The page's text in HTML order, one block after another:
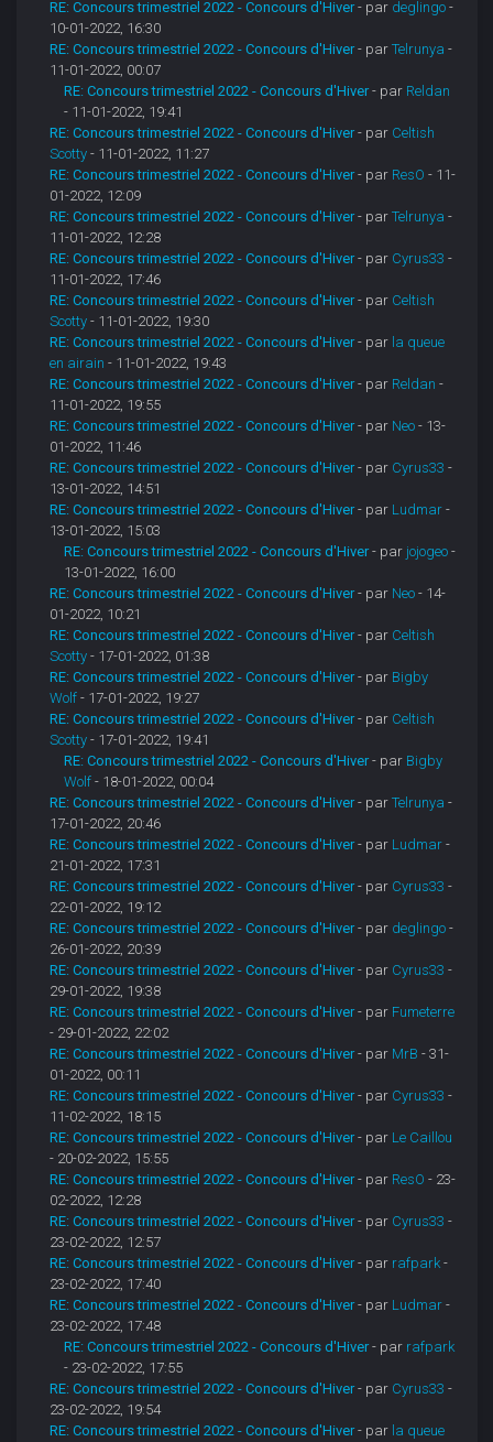
RE: Concours trimestriel 2022 - Concours d'Hiver - par deglingo -
10-01-2022, 16:30
RE: Concours trimestriel 2022 - Concours d'Hiver - parTelrunya -
11-01-2022, 00:07
RE: Concours trimestriel 2022 - Concours d'Hiver - par Reldan
- 11-01-2022, 19:41
RE: Concours trimestriel 2022 - Concours d'Hiver - par Celtish
Scotty - 11-01-2022, 11:27
RE: Concours trimestriel 2022 - Concours d'Hiver - par ResO - 11-
01-2022, 12:09
RE: Concours trimestriel 2022 - Concours d'Hiver - parTelrunya -
11-01-2022, 12:28
RE: Concours trimestriel 2022 - Concours d'Hiver - par Cyrus33 -
11-01-2022, 17:46
RE: Concours trimestriel 2022 - Concours d'Hiver - par Celtish
Scotty - 11-01-2022, 19:30
RE: Concours trimestriel 2022 - Concours d'Hiver - par la queue
en airain - 11-01-2022, 19:43
RE: Concours trimestriel 2022 - Concours d'Hiver - par Reldan -
11-01-2022, 19:55
RE: Concours trimestriel 2022 - Concours d'Hiver - par Neo - 13-
01-2022, 11:46
RE: Concours trimestriel 2022 - Concours d'Hiver - par Cyrus33 -
13-01-2022, 14:51
RE: Concours trimestriel 2022 - Concours d'Hiver - par Ludmar -
13-01-2022, 15:03
RE: Concours trimestriel 2022 - Concours d'Hiver - par jojogeo -
13-01-2022, 16:00
RE: Concours trimestriel 2022 - Concours d'Hiver - par Neo - 14-
01-2022, 10:21
RE: Concours trimestriel 2022 - Concours d'Hiver - par Celtish
Scotty - 17-01-2022, 01:38
RE: Concours trimestriel 2022 - Concours d'Hiver - par Bigby
Wolf - 17-01-2022, 19:27
RE: Concours trimestriel 2022 - Concours d'Hiver - par Celtish
Scotty - 17-01-2022, 19:41
RE: Concours trimestriel 2022 - Concours d'Hiver - par Bigby
Wolf - 18-01-2022, 00:04
RE: Concours trimestriel 2022 - Concours d'Hiver - parTelrunya -
17-01-2022, 20:46
RE: Concours trimestriel 2022 - Concours d'Hiver - par Ludmar -
21-01-2022, 17:31
RE: Concours trimestriel 2022 - Concours d'Hiver - par Cyrus33 -
22-01-2022, 19:12
RE: Concours trimestriel 2022 - Concours d'Hiver - par deglingo -
26-01-2022, 20:39
RE: Concours trimestriel 2022 - Concours d'Hiver - par Cyrus33 -
29-01-2022, 19:38
RE: Concours trimestriel 2022 - Concours d'Hiver - par Fumeterre
- 29-01-2022, 22:02
RE: Concours trimestriel 2022 - Concours d'Hiver - par MrB - 31-
01-2022, 00:11
RE: Concours trimestriel 2022 - Concours d'Hiver - par Cyrus33 -
11-02-2022, 18:15
RE: Concours trimestriel 2022 - Concours d'Hiver - par Le Caillou
- 20-02-2022, 15:55
RE: Concours trimestriel 2022 - Concours d'Hiver - par ResO - 23-
02-2022, 12:28
RE: Concours trimestriel 2022 - Concours d'Hiver - par Cyrus33 -
23-02-2022, 12:57
RE: Concours trimestriel 2022 - Concours d'Hiver - par rafpark -
23-02-2022, 17:40
RE: Concours trimestriel 2022 - Concours d'Hiver - par Ludmar -
23-02-2022, 17:48
RE: Concours trimestriel 2022 - Concours d'Hiver - par rafpark
- 23-02-2022, 17:55
RE: Concours trimestriel 2022 - Concours d'Hiver - par Cyrus33 -
23-02-2022, 19:54
RE: Concours trimestriel 2022 - Concours d'Hiver - par la queue